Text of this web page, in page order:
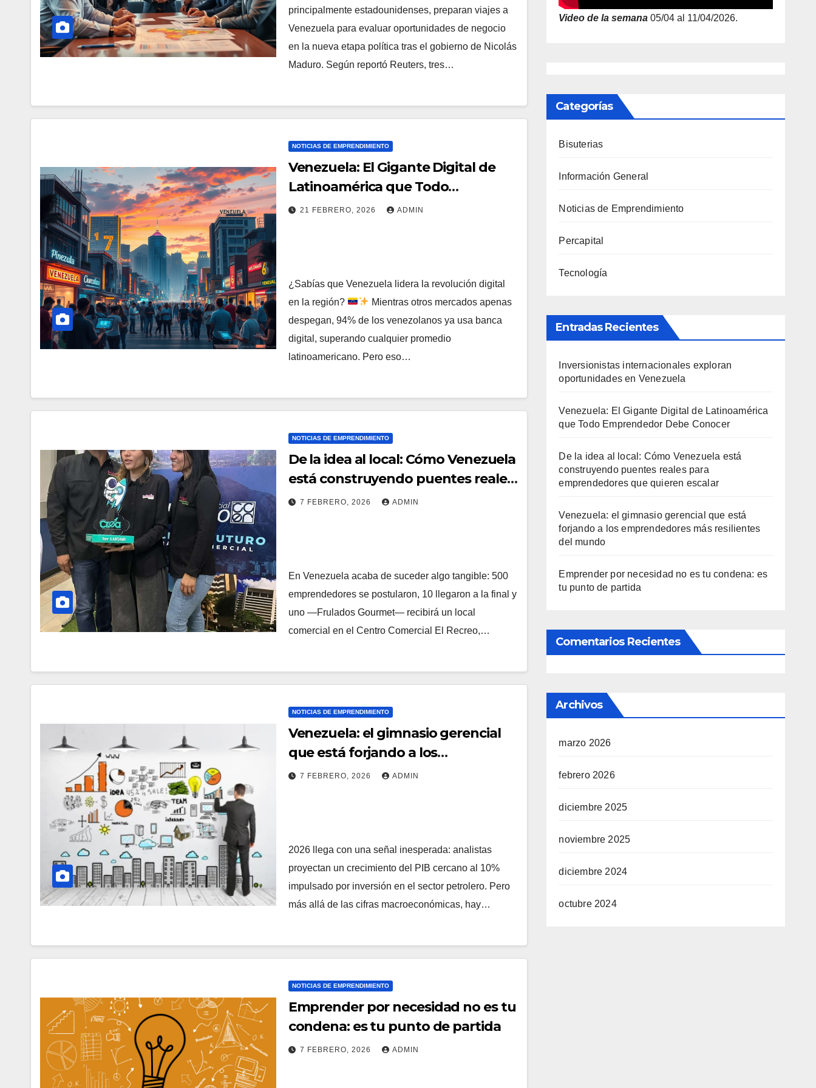
principalmente estadounidenses, preparan viajes a
Venezuela para evaluar oportunidades de negocio
en la nueva etapa política tras el gobierno de Nicolás
Maduro. Según reportó Reuters, tres…
NOTICIAS DE EMPRENDIMIENTO
Venezuela: El Gigante Digital de
Latinoamérica que Todo
Emprendedor Debe Conocer
21 FEBRERO, 2026 ADMIN
¿Sabías que Venezuela lidera la revolución digital
en la región?
Mientras otros mercados apenas
despegan, 94% de los venezolanos ya usa banca
digital, superando cualquier promedio
latinoamericano. Pero eso…
NOTICIAS DE EMPRENDIMIENTO
De la idea al local: Cómo Venezuela
está construyendo puentes reales
para emprendedores que quieren
7 FEBRERO, 2026 ADMIN
En Venezuela acaba de suceder algo tangible: 500
emprendedores se postularon, 10 llegaron a la final y
uno —Frulados Gourmet— recibirá un local
comercial en el Centro Comercial El Recreo,…
NOTICIAS DE EMPRENDIMIENTO
Venezuela: el gimnasio gerencial
que está forjando a los
emprendedores más resilientes
7 FEBRERO, 2026 ADMIN
2026 llega con una señal inesperada: analistas
proyectan un crecimiento del PIB cercano al 10%
impulsado por inversión en el sector petrolero. Pero
más allá de las cifras macroeconómicas, hay…
NOTICIAS DE EMPRENDIMIENTO
Emprender por necesidad no es tu
condena: es tu punto de partida
7 FEBRERO, 2026 ADMIN
Video de la semana 05/04 al 11/04/2026.
Categorías
Bisuterias
Información General
Noticias de Emprendimiento
Percapital
Tecnología
Entradas Recientes
Inversionistas internacionales exploran
oportunidades en Venezuela
Venezuela: El Gigante Digital de Latinoamérica
que Todo Emprendedor Debe Conocer
De la idea al local: Cómo Venezuela está
construyendo puentes reales para
emprendedores que quieren escalar
Venezuela: el gimnasio gerencial que está
forjando a los emprendedores más resilientes
del mundo
Emprender por necesidad no es tu condena: es
tu punto de partida
Comentarios Recientes
Archivos
marzo 2026
febrero 2026
diciembre 2025
noviembre 2025
diciembre 2024
octubre 2024